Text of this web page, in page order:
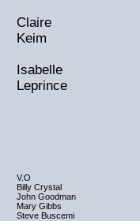
Claire
Keim
Isabelle
Leprince
V.O
Billy Crystal
John Goodman
Mary Gibbs
Steve Buscemi